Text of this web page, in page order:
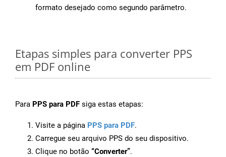
formato desejado como segundo parâmetro.
Etapas simples para converter PPS
em PDF online
Para PPS para PDF siga estas etapas:
Visite a página PPS para PDF.
Carregue seu arquivo PPS do seu dispositivo.
Clique no botão “Converter”.